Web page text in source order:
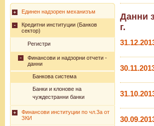
Единен надзорен механизъм
Кредитни институции (Банков
сектор)
Регистри
Финансови и надзорни отчети -
данни
Банкова система
Банки и клонове на
чуждестранни банки
Финансови институции по чл.3а от
ЗКИ
Данни
г.